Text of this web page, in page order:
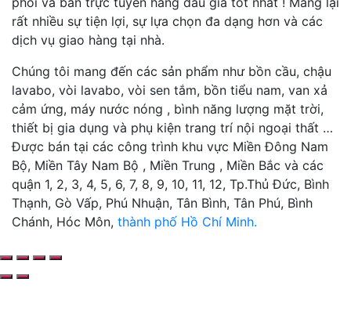
rất nhiều sự tiện lợi, sự lựa chọn đa dạng hơn và các
dịch vụ giao hàng tại nhà.
Chúng tôi mang đến các sản phẩm như bồn cầu, chậu
lavabo, vòi lavabo, vòi sen tắm, bồn tiểu nam, van xả
cảm ứng, máy nước nóng , bình năng lượng mặt trời,
thiết bị gia dụng và phụ kiện trang trí nội ngoại thất …
Được bán tại các công trình khu vực Miền Đông Nam
Bộ, Miền Tây Nam Bộ , Miền Trung , Miền Bắc và các
quận 1, 2, 3, 4, 5, 6, 7, 8, 9, 10, 11, 12, Tp.Thủ Đức, Bình
Thạnh, Gò Vấp, Phú Nhuận, Tân Bình, Tân Phú, Bình
Chánh, Hóc Môn, thành phố Hồ Chí Minh.